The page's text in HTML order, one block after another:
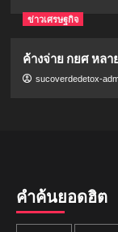
ข่าวเศรษฐกิจ
ค้างจ่าย กยศ หล
sucoverdedetox-
คำค้นยอดฮิต